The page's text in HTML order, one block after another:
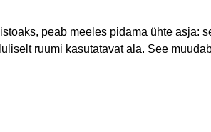
peab meeles pidama ühte asja:
ruumi kasutatavat ala. See